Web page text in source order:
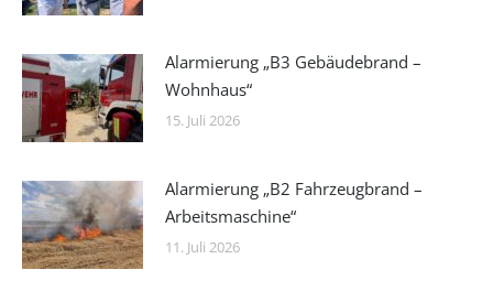
Alarmierung „B3 Gebäudebrand –
Wohnhaus“
15. Juli 2026
Alarmierung „B2 Fahrzeugbrand –
Arbeitsmaschine“
11. Juli 2026